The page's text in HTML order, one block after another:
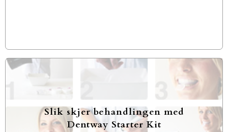
Slik skjer behandlingen med
Dentway Starter Kit